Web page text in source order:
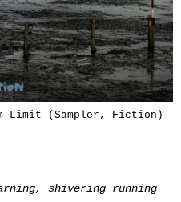
Limit (Sampler, Fiction)
shivering running